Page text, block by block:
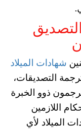
شهادات الميلاد
التصديقات،
ذوو الخبرة
اللازمين
الميلاد لأي